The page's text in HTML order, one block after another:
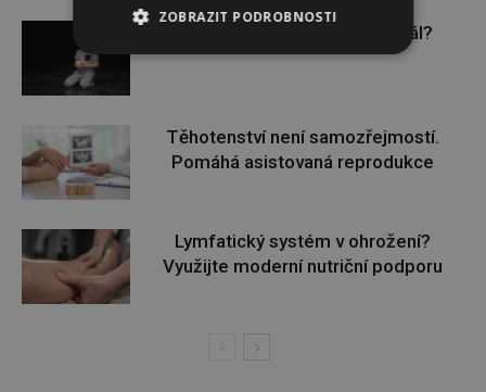
Budou se vraždit malé děti dál?
Těhotenství není samozřejmostí.
Pomáhá asistovaná reprodukce
Lymfatický systém v ohrožení?
Využijte moderní nutriční podporu
ZOBRAZIT PODROBNOSTI